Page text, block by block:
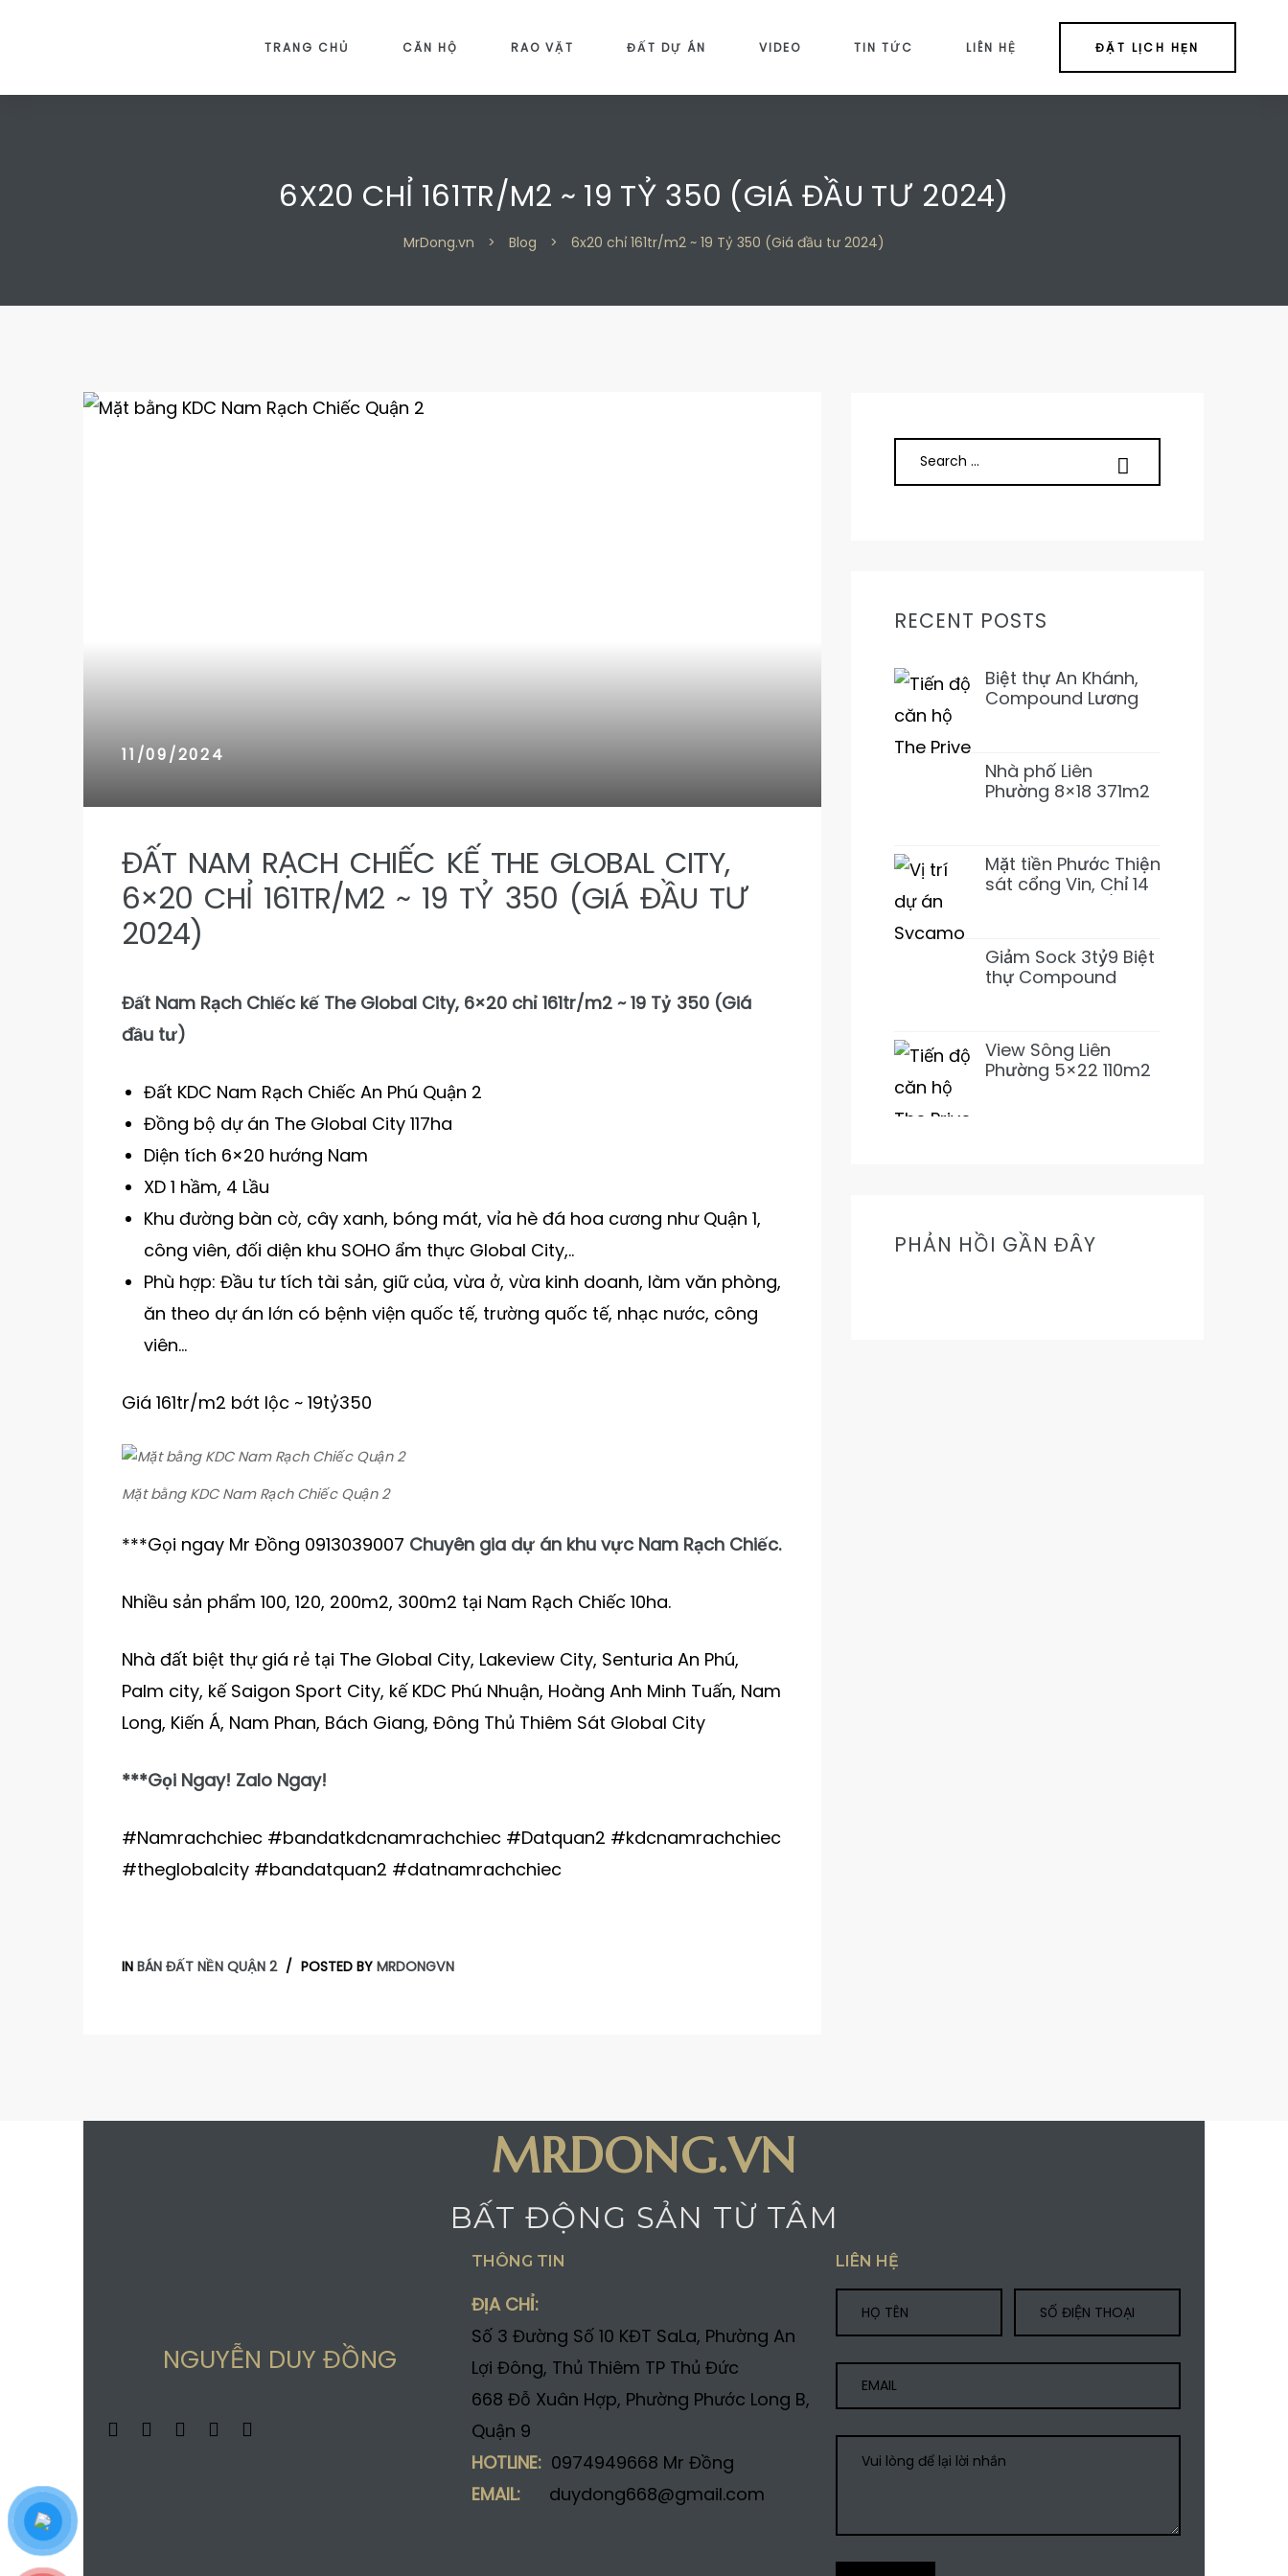
TRANG CHỦ CĂN HỘ RAO VẶT ĐẤT DỰ ÁN VIDEO TIN TỨC LIÊN HỆ ĐẶT LỊCH HẸN
6X20 CHỈ 161TR/M2 ~ 19 TỶ 350 (GIÁ ĐẦU TƯ 2024)
MrDong.vn > Blog > 6x20 chỉ 161tr/m2 ~ 19 Tỷ 350 (Giá đầu tư 2024)
11/09/2024
ĐẤT NAM RẠCH CHIẾC KẾ THE GLOBAL CITY,
6×20 CHỈ 161TR/M2 ~ 19 TỶ 350 (GIÁ ĐẦU TƯ
2024)
Đất Nam Rạch Chiếc kế The Global City, 6×20 chỉ 161tr/m2 ~ 19 Tỷ 350 (Giá
đầu tư)
Đất KDC Nam Rạch Chiếc An Phú Quận 2
Đồng bộ dự án The Global City 117ha
Diện tích 6×20 hướng Nam
XD 1 hầm, 4 Lầu
Khu đường bàn cờ, cây xanh, bóng mát, vỉa hè đá hoa cương như Quận 1,
công viên, đối diện khu SOHO ẩm thực Global City,..
Phù hợp: Đầu tư tích tài sản, giữ của, vừa ở, vừa kinh doanh, làm văn phòng,
ăn theo dự án lớn có bệnh viện quốc tế, trường quốc tế, nhạc nước, công
viên…
Giá 161tr/m2 bớt lộc ~ 19tỷ350
Mặt bằng KDC Nam Rạch Chiếc Quận 2
***Gọi ngay Mr Đồng 0913039007 Chuyên gia dự án khu vực Nam Rạch Chiếc.
Nhiều sản phẩm 100, 120, 200m2, 300m2 tại Nam Rạch Chiếc 10ha.
Nhà đất biệt thự giá rẻ tại The Global City, Lakeview City, Senturia An Phú,
Palm city, kế Saigon Sport City, kế KDC Phú Nhuận, Hoàng Anh Minh Tuấn, Nam
Long, Kiến Á, Nam Phan, Bách Giang, Đông Thủ Thiêm Sát Global City
***Gọi Ngay! Zalo Ngay!
#Namrachchiec #bandatkdcnamrachchiec #Datquan2 #kdcnamrachchiec
#theglobalcity #bandatquan2 #datnamrachchiec
IN BÁN ĐẤT NỀN QUẬN 2 POSTED BY MRDONGVN
RECENT POSTS
Biệt thự An Khánh,
Compound Lương
4L 31T500 Đẹp ở
ngay
Nhà phố Liên
Phường 8×18 371m2
Full NT 18tỷ989
Mặt tiền Phước Thiện
sát cổng Vin, Chỉ 14
(Giảm 3 tỷ)
Giảm Sock 3tỷ9 Biệt
thự Compound
31tỷ500 (Thơm)
View Sông Liên
Phường 5×22 110m2
PHẢN HỒI GẦN ĐÂY
MRDONG.VN
BẤT ĐỘNG SẢN TỪ TÂM
NGUYỄN DUY ĐỒNG
THÔNG TIN
ĐỊA CHỈ:
Số 3 Đường Số 10 KĐT SaLa, Phường An
Lợi Đông, Thủ Thiêm TP Thủ Đức
668 Đỗ Xuân Hợp, Phường Phước Long B,
Quận 9
HOTLINE:0974949668 Mr Đồng
EMAIL:duydong668@gmail.com
LIÊN HỆ